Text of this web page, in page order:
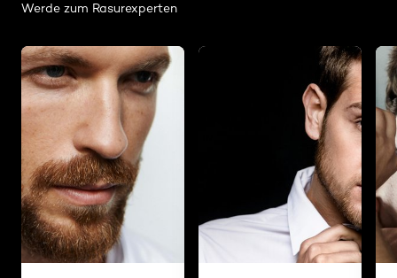
Werde zum Rasurexperten